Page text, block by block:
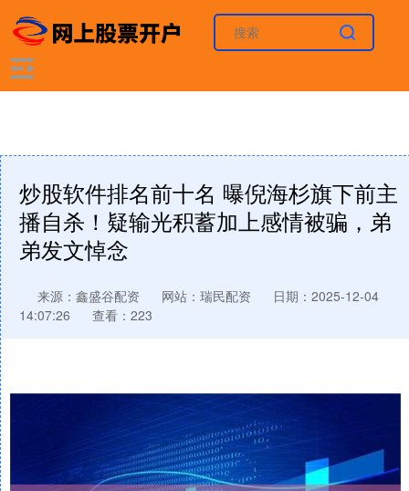
炒股软件排名前十名 曝倪海杉旗下前主
播自杀！疑输光积蓄加上感情被骗，弟
弟发文悼念
来源：鑫盛谷配资 网站：瑞民配资
日期：2025-12-04
14:07:26
查看：223